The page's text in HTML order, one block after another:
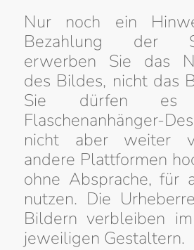
Nur noch ein
Bezahlung der
erwerben Sie das
des Bildes, nicht das
Sie dürfen
Flaschenanhänger-
nicht aber weiter
andere Plattformen
ohne Absprache, für
nutzen. Die
Bildern verbleiben
jeweiligen Gestaltern.